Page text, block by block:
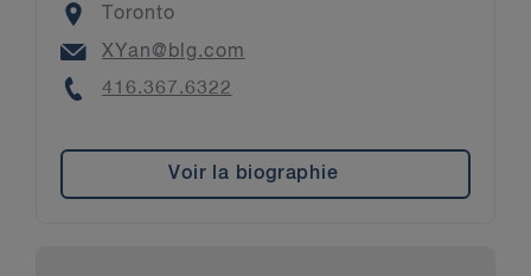
Location
Toronto
Email
XYan@blg.com
Phone
416.367.6322
Voir la biographie